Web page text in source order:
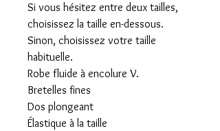
Si vous hésitez entre deux tailles,
choisissez la taille en-dessous.
Sinon, choisissez votre taille
habituelle.
Robe fluide à encolure V.
Bretelles fines
Dos plongeant
Élastique à la taille